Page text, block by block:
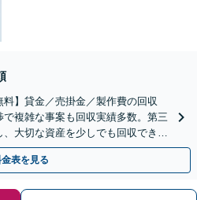
料】貸金／売掛金／製作費の回収
複雑な事案も回収実績多数。第三
大切な資産を少しでも回収できる
人事業主のご相談も対応】
表を見る